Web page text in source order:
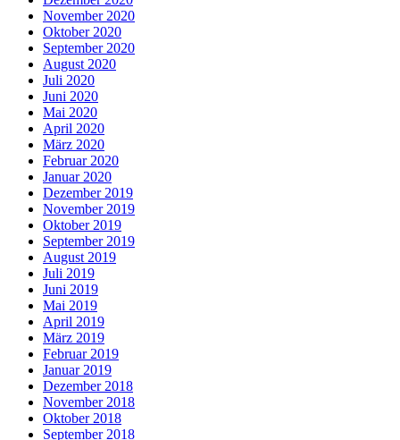
November 2020
Oktober 2020
September 2020
August 2020
Juli 2020
Juni 2020
Mai 2020
April 2020
März 2020
Februar 2020
Januar 2020
Dezember 2019
November 2019
Oktober 2019
September 2019
August 2019
Juli 2019
Juni 2019
Mai 2019
April 2019
März 2019
Februar 2019
Januar 2019
Dezember 2018
November 2018
Oktober 2018
September 2018